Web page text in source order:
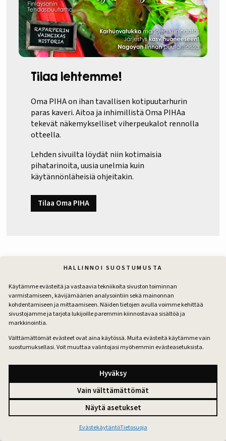
HALLINNOI SUOSTUMUSTA
Käytämme evästeitä ja vastaavia tekniikoita sivuston toiminnan
varmistamiseen, kävijämäärien analysointiin sekä mainonnan
kohdentamiseen ja mittaamiseen. Näiden tietojen avulla voimme kehittää
sivustojamme ja tarjota lukijoille paremmin kiinnostavaa sisältöä ja
markkinointia.
Välttämättömät evästeet ovat aina käytössä. Muita evästeitä käytämme vain
suostumuksellasi. Voit muuttaa valintojasi myöhemmin evästeasetuksista.
Hyväksy
Vain välttämättömät
Näytä asetukset
EvästekäytäntöTietosuoja
Tilaa lehtemme!
Oma PIHA on ihan tavallisen kotipuutarhurin
paras kaveri. Aitoa ja inhimillistä Oma PIHAa
tekevät näkemykselliset viherpeukalot rennolla
otteella.
Lehden sivuilta löydät niin kotimaisia
pihatarinoita, uusia unelmia kuin
käytännönläheisiä ohjeitakin.
Tilaa Oma PIHA
Kommentoi artikkelia
Sähköpostiosoitettasi ei julkaista.Pakolliset kentät on
merkitty*
Kommentti*